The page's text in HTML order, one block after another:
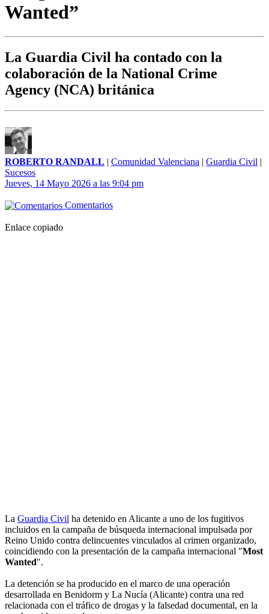
Wanted”
La Guardia Civil ha contado con la
colaboración de la National Crime
Agency (NCA) británica
ROBERTO RANDALL | Comunidad Valenciana | Guardia Civil |
Sucesos
Jueves, 14 Mayo 2026 a las 9:04 pm
Comentarios
Enlace copiado
La Guardia Civil ha detenido en Alicante a uno de los fugitivos
incluidos en la campaña de búsqueda internacional impulsada por
Reino Unido contra delincuentes vinculados al crimen organizado,
coincidiendo con la presentación de la campaña internacional "Most
Wanted".
La detención se ha producido en el marco de una operación
desarrollada en Benidorm y La Nucía (Alicante) contra una red
relacionada con el tráfico de drogas y la falsedad documental, en la